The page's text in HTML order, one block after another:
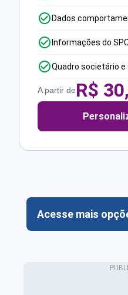
Dados
Informações do
Quadro societário
A partir deR$
Acesse mais